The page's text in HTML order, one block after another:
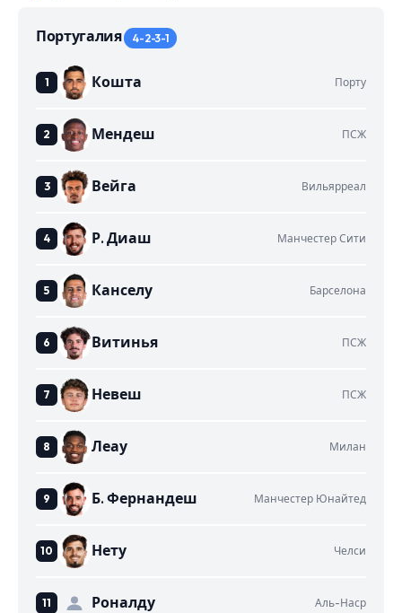
Португалия 4-2-3-1
Кошта Порту
Мендеш ПСЖ
Вейга Вильярреал
Р. Диаш Манчестер Сити
Канселу Барселона
Витинья ПСЖ
Невеш ПСЖ
Леау Милан
Б. Фернандеш Манчестер Юнайтед
Нету Челси
Роналду Аль-Наср